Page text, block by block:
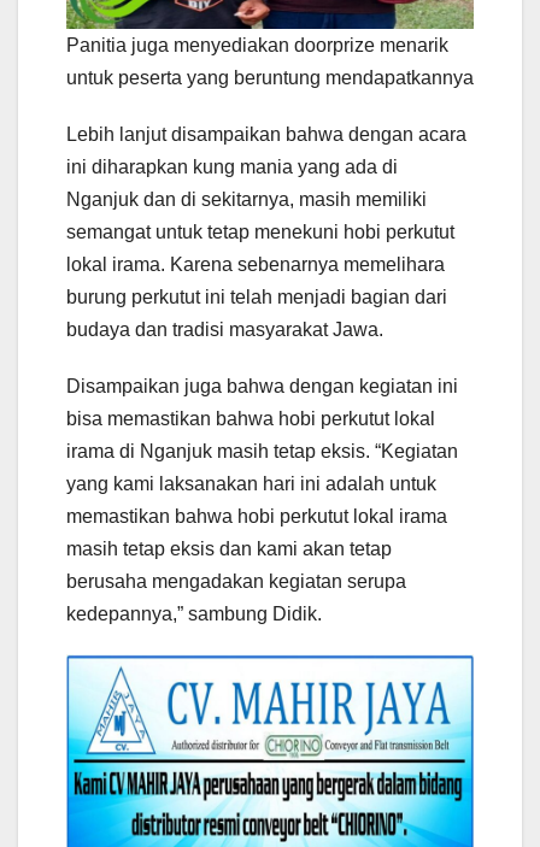
Panitia juga menyediakan doorprize menarik
untuk peserta yang beruntung mendapatkannya
Lebih lanjut disampaikan bahwa dengan acara
ini diharapkan kung mania yang ada di
Nganjuk dan di sekitarnya, masih memiliki
semangat untuk tetap menekuni hobi perkutut
lokal irama. Karena sebenarnya memelihara
burung perkutut ini telah menjadi bagian dari
budaya dan tradisi masyarakat Jawa.
Disampaikan juga bahwa dengan kegiatan ini
bisa memastikan bahwa hobi perkutut lokal
irama di Nganjuk masih tetap eksis. “Kegiatan
yang kami laksanakan hari ini adalah untuk
memastikan bahwa hobi perkutut lokal irama
masih tetap eksis dan kami akan tetap
berusaha mengadakan kegiatan serupa
kedepannya,” sambung Didik.